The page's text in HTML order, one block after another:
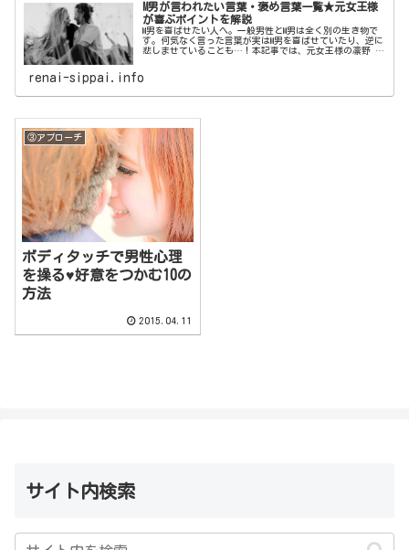
M男が言われたい言葉・褒め言葉一覧★元女王様
が喜ぶポイントを解説
M男を喜ばせたい人へ。一般男性とM男は全く別の生き物で
す。何気なく言った言葉が実はM男を喜ばせていたり、逆に
悲しませていることも…！本記事では、元女王様の凛野 祈
renai-sippai.info
③アプローチ
ボディタッチで男性心理
を操る♥好意をつかむ10の
方法
2015.04.11
サイト内検索